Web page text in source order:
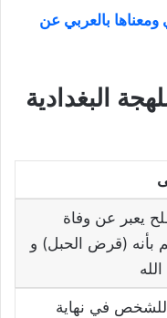
ومعناها بالعربي عن
البغدادية
يعبر عن وفاة
بأنه (قرض الحبل) و
للشخص في نهاية